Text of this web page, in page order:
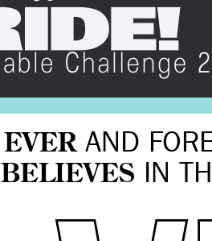
EVERAND
BELIEVES IN